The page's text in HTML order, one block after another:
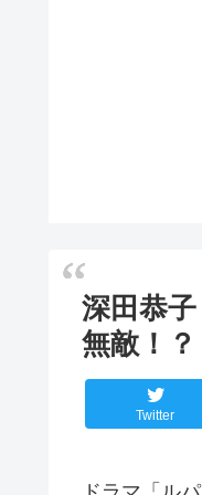
深田恭
無敵！？
Twitter